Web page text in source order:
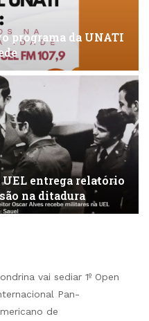
programa da UNATI
UEL entrega relatório
na ditadura
vai sediar 1º Open
Pan-
de